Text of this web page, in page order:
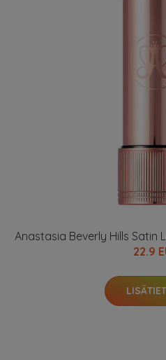
Anastasia Beverly Hills Satin
22.9